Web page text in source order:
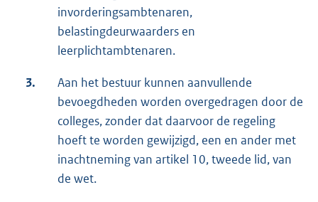
invorderingsambtenaren,
belastingdeurwaarders en
leerplichtambtenaren.
3.
Aan het bestuur kunnen aanvullende
bevoegdheden worden overgedragen door de
colleges, zonder dat daarvoor de regeling
hoeft te worden gewijzigd, een en ander met
inachtneming van artikel 10, tweede lid, van
de wet.